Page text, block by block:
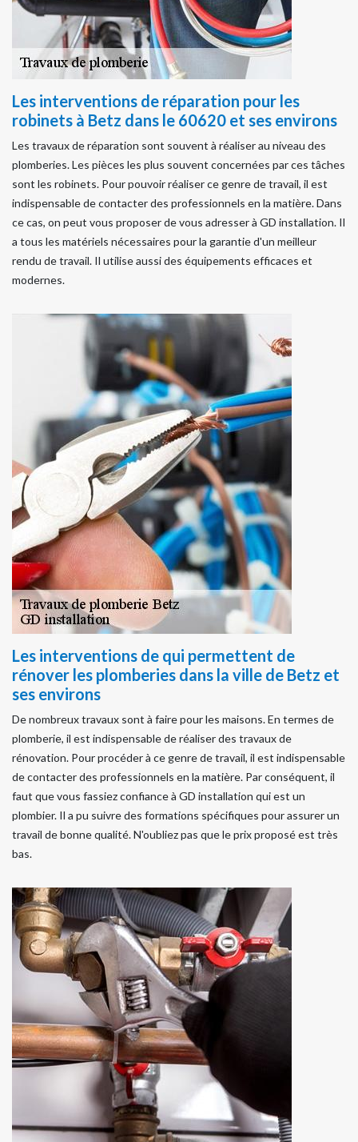
Les interventions de réparation pour les
robinets à Betz dans le 60620 et ses environs
Les travaux de réparation sont souvent à réaliser au niveau des
plomberies. Les pièces les plus souvent concernées par ces tâches
sont les robinets. Pour pouvoir réaliser ce genre de travail, il est
indispensable de contacter des professionnels en la matière. Dans
ce cas, on peut vous proposer de vous adresser à GD installation. Il
a tous les matériels nécessaires pour la garantie d'un meilleur
rendu de travail. Il utilise aussi des équipements efficaces et
modernes.
Les interventions de qui permettent de
rénover les plomberies dans la ville de Betz et
ses environs
De nombreux travaux sont à faire pour les maisons. En termes de
plomberie, il est indispensable de réaliser des travaux de
rénovation. Pour procéder à ce genre de travail, il est indispensable
de contacter des professionnels en la matière. Par conséquent, il
faut que vous fassiez confiance à GD installation qui est un
plombier. Il a pu suivre des formations spécifiques pour assurer un
travail de bonne qualité. N'oubliez pas que le prix proposé est très
bas.